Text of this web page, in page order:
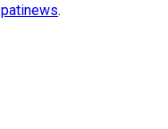
patinews.